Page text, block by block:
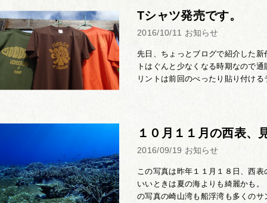
Tシャツ発売です。
2016/10/11 お知らせ
先日、ちょっとブログで紹介した
トはぐんと少なくなる時期なので
リントは前回のべったり貼り付け
１０月１１月の西表、
2016/09/19 お知らせ
この写真は昨年１１月１８日、西
いいときは夏の海よりも綺麗かも
の写真の崎山湾も船浮湾も多くの